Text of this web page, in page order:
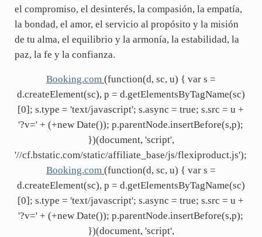
el compromiso, el desinterés, la compasión, la empatía,
la bondad, el amor, el servicio al propósito y la misión
de tu alma, el equilibrio y la armonía, la estabilidad, la
paz, la fe y la confianza.
Booking.com (function(d, sc, u) { var s =
d.createElement(sc), p = d.getElementsByTagName(sc)
[0]; s.type = 'text/javascript'; s.async = true; s.src = u +
'?v=' + (+new Date()); p.parentNode.insertBefore(s,p);
})(document, 'script',
'//cf.bstatic.com/static/affiliate_base/js/flexiproduct.js');
Booking.com (function(d, sc, u) { var s =
d.createElement(sc), p = d.getElementsByTagName(sc)
[0]; s.type = 'text/javascript'; s.async = true; s.src = u +
'?v=' + (+new Date()); p.parentNode.insertBefore(s,p);
})(document, 'script',